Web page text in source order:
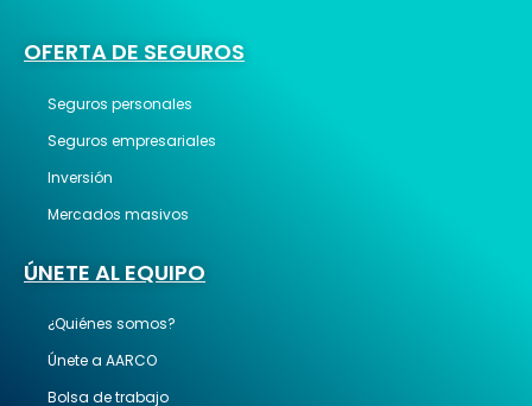
OFERTA DE SEGUROS
Seguros personales
Seguros empresariales
Inversión
Mercados masivos
ÚNETE AL EQUIPO
¿Quiénes somos?
Únete a AARCO
Bolsa de trabajo